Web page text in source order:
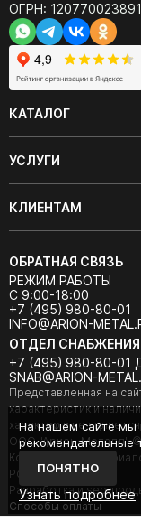
ОГРН:
КАТАЛОГ
УСЛУГИ
КЛИЕНТАМ
ОБРАТНАЯ СВЯЗЬ
РЕЖИМ РАБОТЫ
С 9:00-18:00
+7 (495) 980-80-01
INFO@ARION-
ОТДЕЛ СНАБЖЕНИЯ
+7 (495) 980-80-01
SNAB@ARION-
Представленная на
характеристик и
характер и не
ООО "Арион-Металл" ©
Копирование
РФ).
Разработка и seo-
Cпособы оплаты
На нашем сайте мы
рекомендательные
ПОНЯТНО
Узнать подробнее